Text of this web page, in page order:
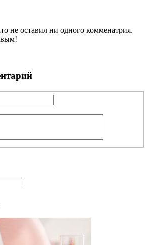
не оставил ни одного комменатрия.